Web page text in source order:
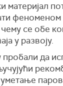
материјал
се обе
у развоју.
да